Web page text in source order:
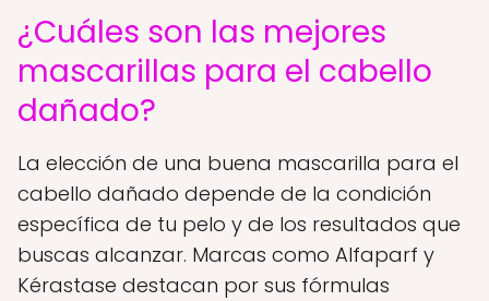
¿Cuáles son las mejores
mascarillas para el cabello
dañado?
La elección de una buena mascarilla para el
cabello dañado depende de la condición
específica de tu pelo y de los resultados que
buscas alcanzar. Marcas como Alfaparf y
Kérastase destacan por sus fórmulas